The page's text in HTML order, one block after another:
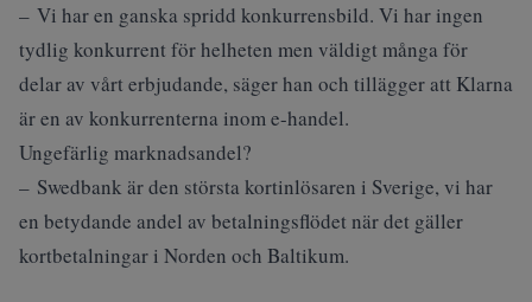
– Vi har en ganska spridd konkurrensbild. Vi har ingen
tydlig konkurrent för helheten men väldigt många för
delar av vårt erbjudande, säger han och tillägger att Klarna
är en av konkurrenterna inom e-handel.
Ungefärlig marknadsandel?
– Swedbank är den största kortinlösaren i Sverige, vi har
en betydande andel av betalningsflödet när det gäller
kortbetalningar i Norden och Baltikum.